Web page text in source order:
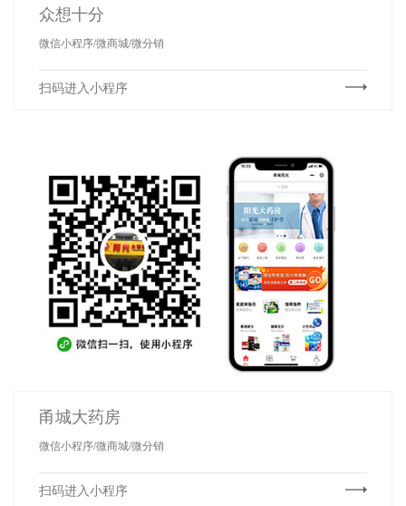
众想十分
微信小程序/微商城/微分销
扫码进入小程序
甬城大药房
微信小程序/微商城/微分销
扫码进入小程序